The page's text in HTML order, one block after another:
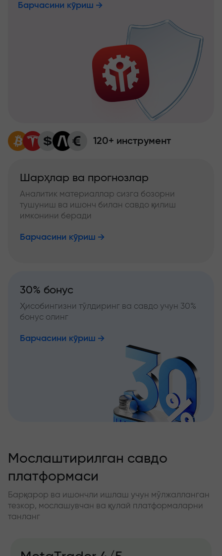
Барчасини кўриш
120+ инструмент
Шарҳлар ва прогнозлар
Аналитик материаллар сизга бозорни
тушуниш ва ишонч билан савдо қилиш
имконини беради
Барчасини кўриш
30% бонус
Ҳисобингизни тўлдиринг ва савдо учун 30%
бонус олинг
Барчасини кўриш
Мослаштирилган савдо
платформаси
Барқарор ва ишончли ишлаш учун мўлжалланган
тезкор, мослашувчан ва қулай платформаларни
танланг